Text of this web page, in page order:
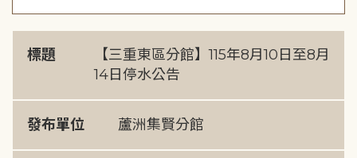
標題
【三重東區分館】115年8月10日至8月
14日停水公告
發布單位 蘆洲集賢分館